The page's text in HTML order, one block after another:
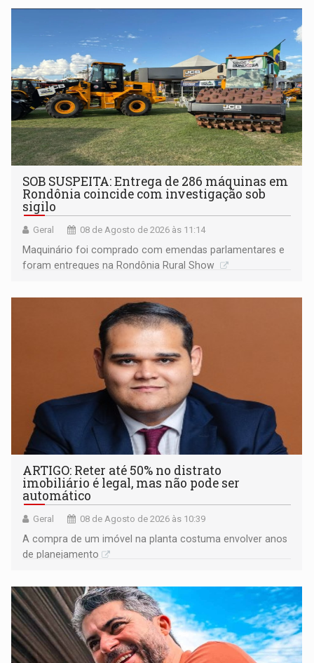
não ter entrado no modo eleição; ABAV faz evento em
SOB SUSPEITA: Entrega de 286 máquinas em
Rondônia coincide com investigação sob
sigilo
Geral 08 de Agosto de 2026 às 11:14
Maquinário foi comprado com emendas parlamentares e
foram entregues na Rondônia Rural Show
ARTIGO: Reter até 50% no distrato
imobiliário é legal, mas não pode ser
automático
Geral 08 de Agosto de 2026 às 10:39
A compra de um imóvel na planta costuma envolver anos
de planejamento